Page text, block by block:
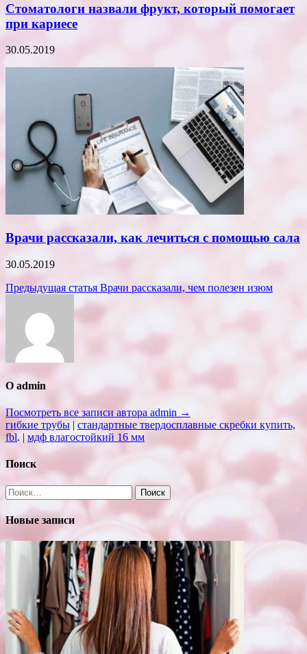
Стоматологи назвали фрукт, который помогает
при кариесе
30.05.2019
Врачи рассказали, как лечиться с помощью сала
30.05.2019
Навигация
записям
Предыдущая статья Врачи рассказали, чем полезен изюм
О admin
Посмотреть все записи автора admin →
гибкие трубы | стандартные твердосплавные скребки купить,
fbl. | мдф влагостойкий 16 мм
Поиск
Найти:
Новые записи